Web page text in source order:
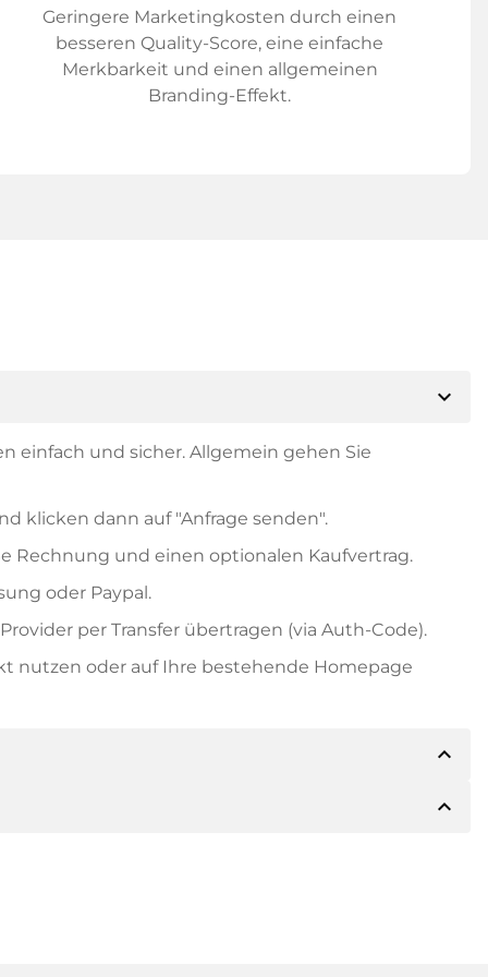
Geringere Marketingkosten durch einen
besseren Quality-Score, eine einfache
Merkbarkeit und einen allgemeinen
Branding-Effekt.
expand_more
einfach und sicher. Allgemein gehen Sie
klicken dann auf "Anfrage senden".
Rechnung und einen optionalen Kaufvertrag.
oder Paypal.
per Transfer übertragen (via Auth-Code).
nutzen oder auf Ihre bestehende Homepage
expand_less
der Zahlung mitteilen. Der Inhaber wird Ihnen
expand_less